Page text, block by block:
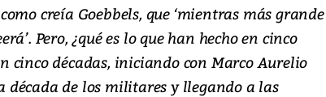
creía Goebbels, que ‘mientras más grande
Pero, ¿qué es lo que han hecho en cinco
cinco décadas, iniciando con Marco Aurelio
década de los militares y llegando a las